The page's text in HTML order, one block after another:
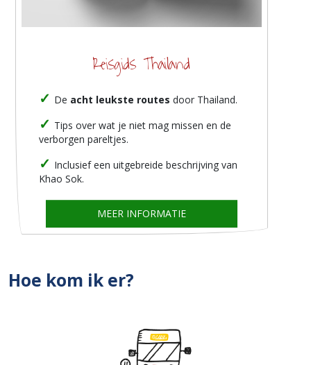
Reisgids Thailand
De acht leukste routes door Thailand.
Tips over wat je niet mag missen en de
verborgen pareltjes.
Inclusief een uitgebreide beschrijving van
Khao Sok.
MEER INFORMATIE
Hoe kom ik er?